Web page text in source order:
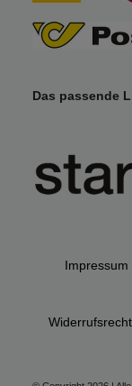
Das passende
Impressum
Widerrufs­recht